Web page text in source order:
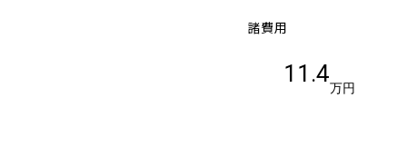
諸費用
11.4
万円